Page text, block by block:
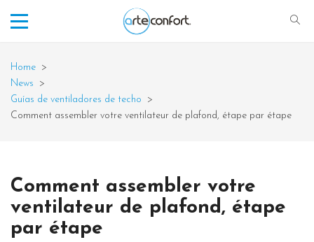
Home >
News
>
Guías de ventiladores de techo
>
Comment assembler votre ventilateur de plafond, étape par étape
Comment assembler votre
ventilateur de plafond, étape
par étape